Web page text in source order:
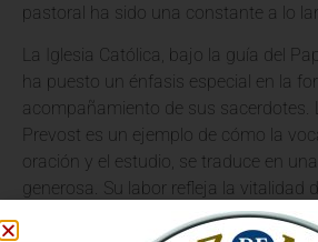
pastoral ha sido una constante a lo
La Iglesia Católica, bajo la guía del
ha puesto un énfasis especial en la
acompañamiento de sus sacerdotes.
Prevost es un ejemplo de cómo la
oración y el estudio, se traduce en
generosa. Su labor refleja la vitalidad
transformadora del sacerdocio.